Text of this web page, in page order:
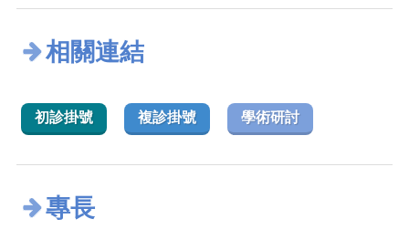
相關連結
初診掛號 複診掛號 學術研討
專長